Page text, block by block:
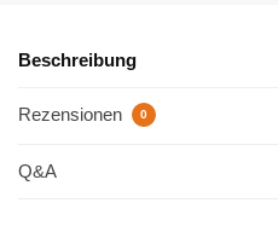
Beschreibung
Rezensionen 0
Q&A